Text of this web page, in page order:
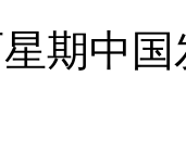
期中